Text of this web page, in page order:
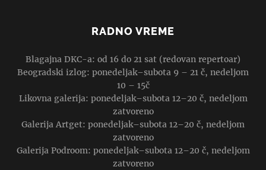
RADNO VREME
Blagajna DKC-a: od 16 do 21 sat (redovan repertoar)
Beogradski izlog: ponedeljak–subota 9 – 21 č, nedeljom
10 – 15č
Likovna galerija: ponedeljak–subota 12–20 č, nedeljom
zatvoreno
Galerija Artget: ponedeljak–subota 12–20 č, nedeljom
zatvoreno
Galerija Podroom: ponedeljak–subota 12–20 č, nedeljom
zatvoreno